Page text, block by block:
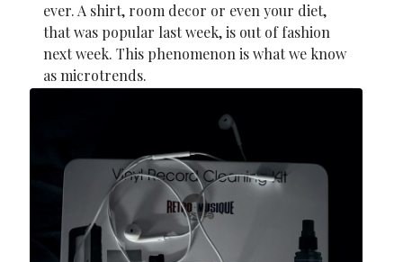
ever. A shirt, room decor or even your diet,
that was popular last week, is out of fashion
next week. This phenomenon is what we know
as microtrends.